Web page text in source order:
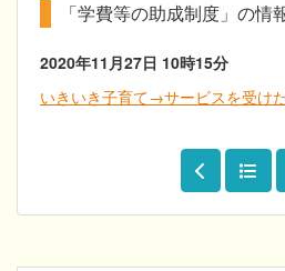
「学費等の助成制度」の情
2020年11月27日 10時15分
いきいき子育て→サービスを受け